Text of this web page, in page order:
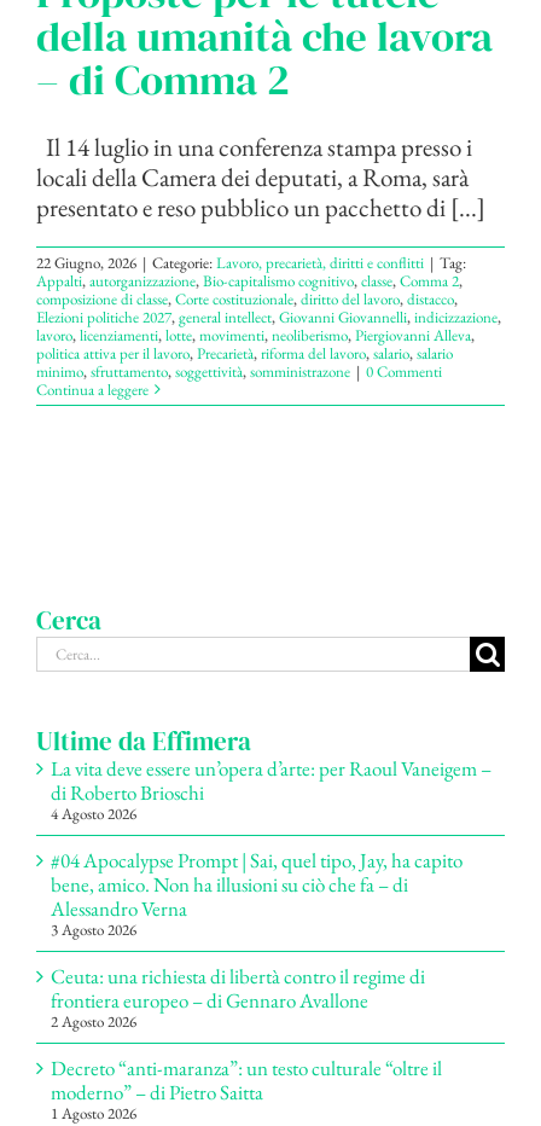
della umanità che lavora
– di Comma 2
Il 14 luglio in una conferenza stampa presso i
locali della Camera dei deputati, a Roma, sarà
presentato e reso pubblico un pacchetto di [...]
22 Giugno, 2026 | Categorie:Lavoro, precarietà, diritti e conflitti | Tag:
Appalti,autorganizzazione,Bio-capitalismo cognitivo,classe,Comma 2,
composizione di classe,Corte costituzionale,diritto del lavoro,distacco,
Elezioni politiche 2027,general intellect,Giovanni Giovannelli,indicizzazione,
lavoro,licenziamenti,lotte,movimenti,neoliberismo,Piergiovanni Alleva,
politica attiva per il lavoro,Precarietà,riforma del lavoro,salario,salario
minimo,sfruttamento,soggettività,somministrazone | 0 Commenti
Continua a leggere
Cerca
Cerca
per:
Ultime da Effimera
La vita deve essere un’opera d’arte: per Raoul Vaneigem –
di Roberto Brioschi
4 Agosto 2026
#04 Apocalypse Prompt | Sai, quel tipo, Jay, ha capito
bene, amico. Non ha illusioni su ciò che fa – di
Alessandro Verna
3 Agosto 2026
Ceuta: una richiesta di libertà contro il regime di
frontiera europeo – di Gennaro Avallone
2 Agosto 2026
Decreto “anti-maranza”: un testo culturale “oltre il
moderno” – di Pietro Saitta
1 Agosto 2026